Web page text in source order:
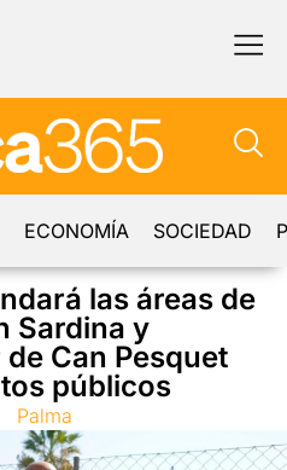
ECONOMÍA SOCIEDAD
las áreas de
Sardina y
Can Pesquet
públicos
Palma